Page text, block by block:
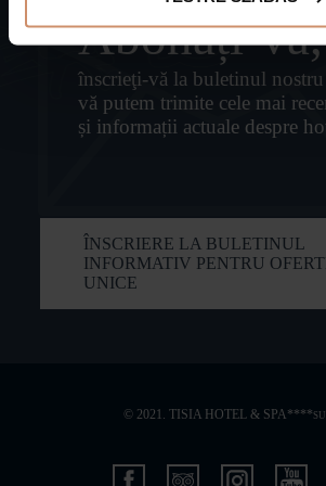
Abonați-vă,
înscrieţi-vă la buletinul
vă putem trimite cele mai
și informații actuale despre
ÎNSCRIERE LA BULETINUL
INFORMATIV PENTRU
UNICE
© 2021. TISIA HOTEL & SPA****